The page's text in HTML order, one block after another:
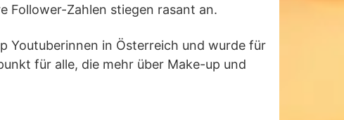
Follower-Zahlen stiegen rasant an.
Youtuberinnen in Österreich und wurde für
für alle, die mehr über Make-up und